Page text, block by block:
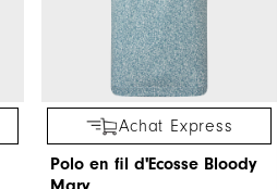
Achat Express
Polo en fil d'Ecosse Bloody